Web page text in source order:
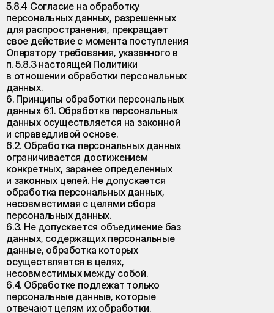
5.8.4 Согласие на обработку
персональных данных, разрешенных
для распространения, прекращает
свое действие с момента поступления
Оператору требования, указанного в
п. 5.8.3 настоящей Политики
в отношении обработки персональных
данных.
6. Принципы обработки персональных
данных 6.1. Обработка персональных
данных осуществляется на законной
и справедливой основе.
6.2. Обработка персональных данных
ограничивается достижением
конкретных, заранее определенных
и законных целей. Не допускается
обработка персональных данных,
несовместимая с целями сбора
персональных данных.
6.3. Не допускается объединение баз
данных, содержащих персональные
данные, обработка которых
осуществляется в целях,
несовместимых между собой.
6.4. Обработке подлежат только
персональные данные, которые
отвечают целям их обработки.